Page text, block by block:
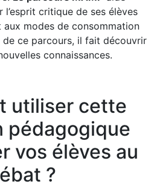
l’esprit critique de ses élèves
modes de consommation
de ce parcours, il fait découvrir
connaissances.
utiliser cette
pédagogique
vos élèves au
?